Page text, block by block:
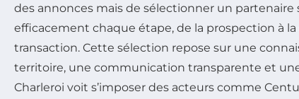
des annonces mais de sélectionner un partenaire
efficacement chaque étape, de la prospection à
transaction. Cette sélection repose sur une
territoire, une communication transparente et
Charleroi voit s’imposer des acteurs comme